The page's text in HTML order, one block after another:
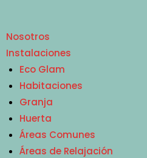
Nosotros
Instalaciones
Eco Glam
Habitaciones
Granja
Huerta
Áreas Comunes
Áreas de Relajación